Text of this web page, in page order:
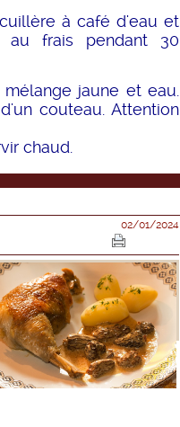
à café d'eau et
au frais pendant 30
jaune et eau.
couteau. Attention
chaud.
02/01/2024